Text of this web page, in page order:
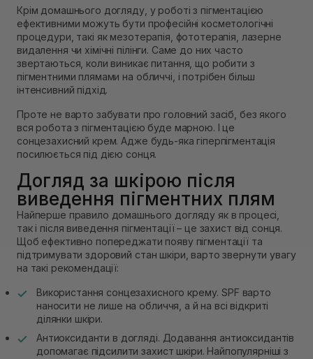
Крім домашнього догляду, у роботі з пігментацією
ефективними можуть бути професійні косметологічні
процедури, такі як мезотерапія, фототерапія, лазерне
видалення чи хімічні пілінги. Саме до них часто
звертаються, коли виникає питання, що робити з
пігментними плямами на обличчі, і потрібен більш
інтенсивний підхід.
Проте не варто забувати про головний засіб, без якого
вся робота з пігментацією буде марною. І це
сонцезахисний крем. Адже будь-яка гіперпігментація
посилюється під дією сонця.
Догляд за шкірою після
виведення пігментних плям
Найперше правило домашнього догляду як в процесі,
так і після виведення пігментації – це захист від сонця.
Щоб ефективно попереджати появу пігментації та
підтримувати здоровий стан шкіри, варто звернути увагу
на такі рекомендації:
Використання сонцезахисного крему. SPF варто
наносити не лише на обличчя, а й на всі відкриті
ділянки шкіри.
Антиоксиданти в догляді. Додавання антиоксидантів
допомагає підсилити захист шкіри. Найпопулярніші з